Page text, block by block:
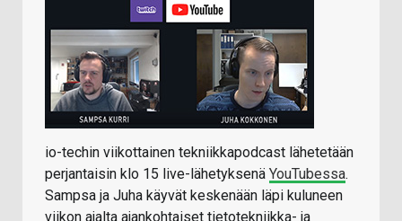
io-techin viikottainen tekniikkapodcast lähetetään
perjantaisin klo 15 live-lähetyksenä YouTubessa.
Sampsa ja Juha käyvät keskenään läpi kuluneen
viikon ajalta ajankohtaiset tietotekniikka- ja